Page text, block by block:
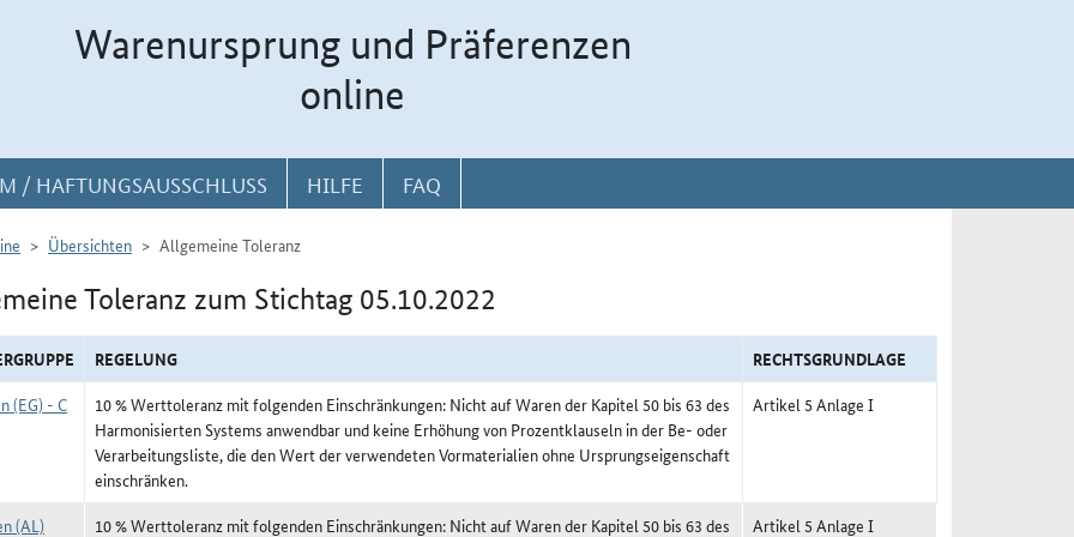
Warenursprung und Präferenzen
online
/ HAFTUNGSAUSSCHLUSS HILFE FAQ
Übersichten Allgemeine Toleranz
Toleranz zum Stichtag 05.10.2022
REGELUNG
RECHTSGRUNDLAGE
(EG) - C
10 % Werttoleranz mit folgenden Einschränkungen: Nicht auf Waren der Kapitel 50 bis 63 des
Harmonisierten Systems anwendbar und keine Erhöhung von Prozentklauseln in der Be- oder
Verarbeitungsliste, die den Wert der verwendeten Vormaterialien ohne Ursprungseigenschaft
einschränken.
Artikel 5 Anlage I
(AL)
10 % Werttoleranz mit folgenden Einschränkungen: Nicht auf Waren der Kapitel 50 bis 63 des
Artikel 5 Anlage I